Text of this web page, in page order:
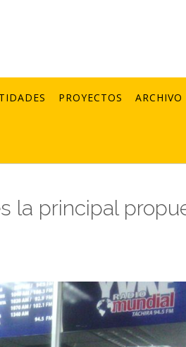
PROYECTOS ARCHIVO
la principal